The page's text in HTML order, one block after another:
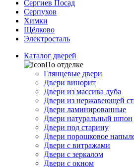
Сергиев Посад
Серпухов
Химки
Щёлково
Электросталь
Каталог дверей
По отделке
Глянцевые двери
Двери винорит
Двери из массива дуба
Двери из нержавеющей
Двери ламинированные
Двери натуральный шпон
Двери под старину
Двери порошковое
Двери с витражами
Двери с зеркалом
Двери с окном